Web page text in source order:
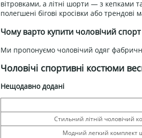
вітровками, а літні шорти — з кепками
полегшені бігові кросівки або трендові
Чому варто купити чоловічий
Ми пропонуємо чоловічий одяг
Чоловічі спортивні костюми
Нещодавно додані
Стильний літній чоловічий
Модний легкий комплект